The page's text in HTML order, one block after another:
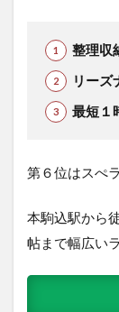
整理収
リーズ
最短１
第６位はスぺ
本駒込駅から
帖まで幅広い